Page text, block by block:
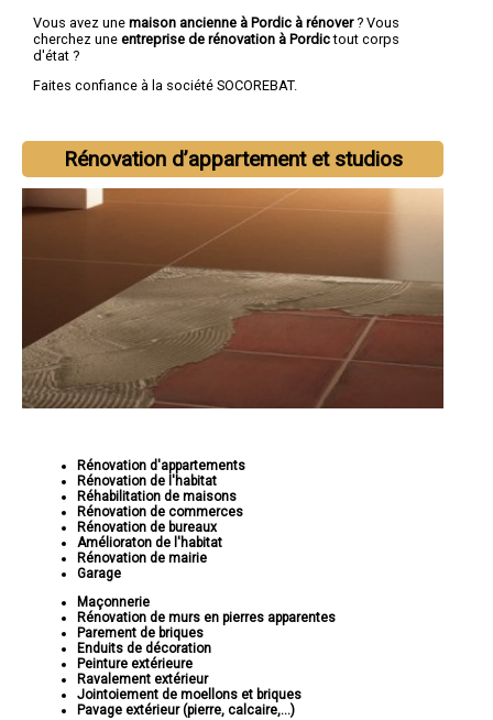
Vous avez une maison ancienne à Pordic à rénover? Vous
cherchez une entreprise de rénovation à Pordictout corps
d'état ?
Faites confiance à la société SOCOREBAT.
Rénovation d’appartement et studios
Rénovation d'appartements
Rénovation de l'habitat
Réhabilitation de maisons
Rénovation de commerces
Rénovation de bureaux
Amélioraton de l'habitat
Rénovation de mairie
Garage
Maçonnerie
Rénovation de murs en pierres apparentes
Parement de briques
Enduits de décoration
Peinture extérieure
Ravalement extérieur
Jointoiement de moellons et briques
Pavage extérieur (pierre, calcaire,...)